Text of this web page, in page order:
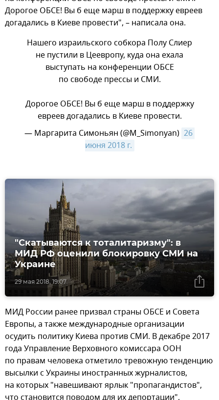
Дорогое ОБСЕ! Вы б еще марш в поддержку евреев
догадались в Киеве провести", – написала она.
Нашего израильского собкора Полу Слиер
не пустили в Цеевропу, куда она ехала
выступать на конференции ОБСЕ
по свободе прессы и СМИ.
Дорогое ОБСЕ! Вы б еще марш в поддержку
евреев догадались в Киеве провести.
— Маргарита Симоньян (@M_Simonyan) 26
июня 2018 г.
29 мая 2018, 19:07
"Скатываются к тоталитаризму": в
МИД РФ оценили блокировку СМИ на
Украине
МИД России ранее призвал страны ОБСЕ и Совета
Европы, а также международные организации
осудить политику Киева против СМИ. В декабре 2017
года Управление Верховного комиссара ООН
по правам человека отметило тревожную тенденцию
высылки с Украины иностранных журналистов,
на которых "навешивают ярлык "пропагандистов",
что становится поводом для их депортации",